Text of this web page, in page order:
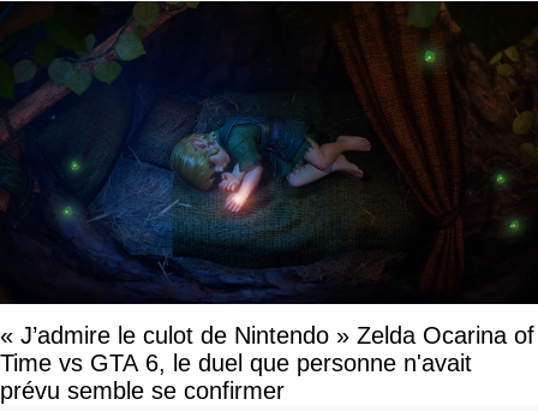
« J’admire le culot de Nintendo » Zelda Ocarina of
Time vs GTA 6, le duel que personne n'avait
prévu semble se confirmer